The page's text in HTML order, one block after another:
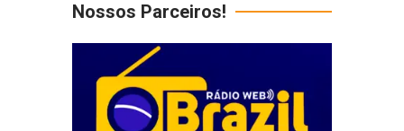
Nossos Parceiros!